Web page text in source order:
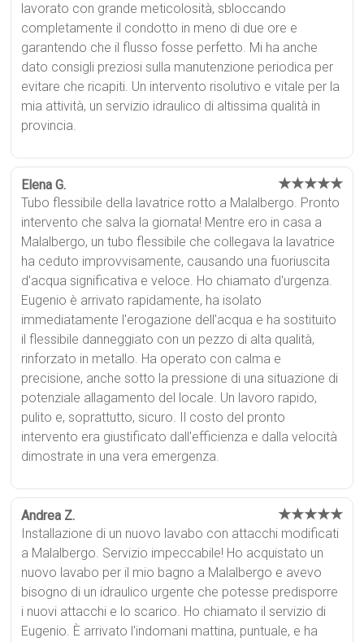
lavorato con grande meticolosità, sbloccando
completamente il condotto in meno di due ore e
garantendo che il flusso fosse perfetto. Mi ha anche
dato consigli preziosi sulla manutenzione periodica per
evitare che ricapiti. Un intervento risolutivo e vitale per la
mia attività, un servizio idraulico di altissima qualità in
provincia.
Elena G. ★★★★★
Tubo flessibile della lavatrice rotto a Malalbergo. Pronto
intervento che salva la giornata! Mentre ero in casa a
Malalbergo, un tubo flessibile che collegava la lavatrice
ha ceduto improvvisamente, causando una fuoriuscita
d'acqua significativa e veloce. Ho chiamato d'urgenza.
Eugenio è arrivato rapidamente, ha isolato
immediatamente l'erogazione dell'acqua e ha sostituito
il flessibile danneggiato con un pezzo di alta qualità,
rinforzato in metallo. Ha operato con calma e
precisione, anche sotto la pressione di una situazione di
potenziale allagamento del locale. Un lavoro rapido,
pulito e, soprattutto, sicuro. Il costo del pronto
intervento era giustificato dall'efficienza e dalla velocità
dimostrate in una vera emergenza.
Andrea Z. ★★★★★
Installazione di un nuovo lavabo con attacchi modificati
a Malalbergo. Servizio impeccabile! Ho acquistato un
nuovo lavabo per il mio bagno a Malalbergo e avevo
bisogno di un idraulico urgente che potesse predisporre
i nuovi attacchi e lo scarico. Ho chiamato il servizio di
Eugenio. È arrivato l'indomani mattina, puntuale, e ha